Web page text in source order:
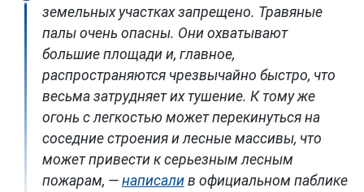
земельных участках запрещено. Травяные
палы очень опасны. Они охватывают
большие площади и, главное,
распространяются чрезвычайно быстро, что
весьма затрудняет их тушение. К тому же
огонь с легкостью может перекинуться на
соседние строения и лесные массивы, что
может привести к серьезным лесным
пожарам, — написалив официальном паблике